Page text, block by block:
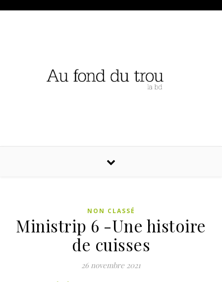
NON CLASSÉ
Ministrip 6 -Une histoire
de cuisses
26 novembre 2021